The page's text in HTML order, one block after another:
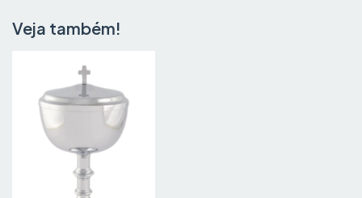
Veja também!